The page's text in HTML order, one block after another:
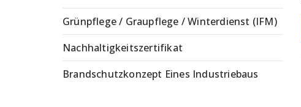
Grünpflege / Graupflege / Winterdienst (IFM)
Nachhaltigkeitszertifikat
Brandschutzkonzept Eines Industriebaus